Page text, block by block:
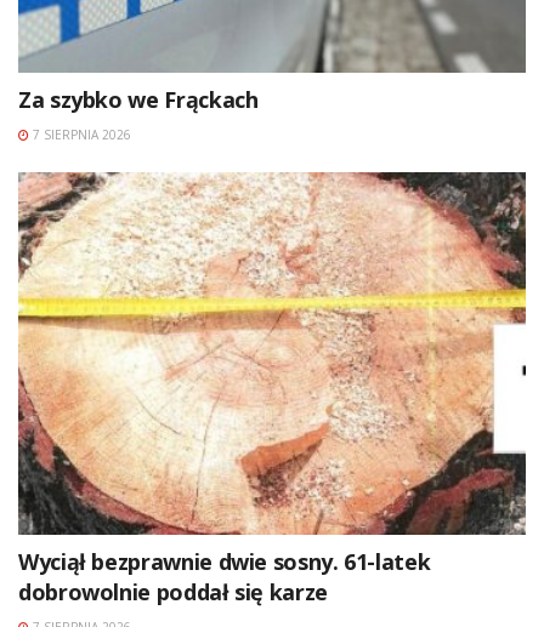
Za szybko we Frąckach
7 SIERPNIA 2026
Wyciął bezprawnie dwie sosny. 61-latek
dobrowolnie poddał się karze